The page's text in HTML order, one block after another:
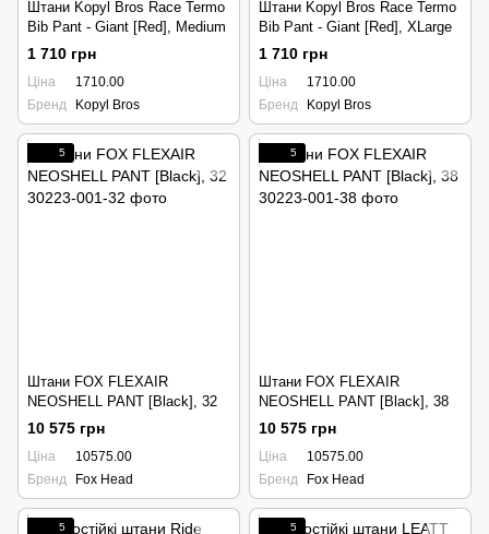
Штани Kopyl Bros Race Termo
Bib Pant - Giant [Red], Medium
1 710 грн
Ціна
1710.00
Бренд
Kopyl Bros
Штани Kopyl Bros Race Termo
Bib Pant - Giant [Red], XLarge
1 710 грн
Ціна
1710.00
Бренд
Kopyl Bros
5
Штани FOX FLEXAIR
NEOSHELL PANT [Black], 32
10 575 грн
Ціна
10575.00
Бренд
Fox Head
5
Штани FOX FLEXAIR
NEOSHELL PANT [Black], 38
10 575 грн
Ціна
10575.00
Бренд
Fox Head
5 5